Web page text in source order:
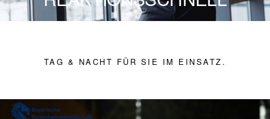
TAG & NACHT FÜR SIE IM EINSATZ.